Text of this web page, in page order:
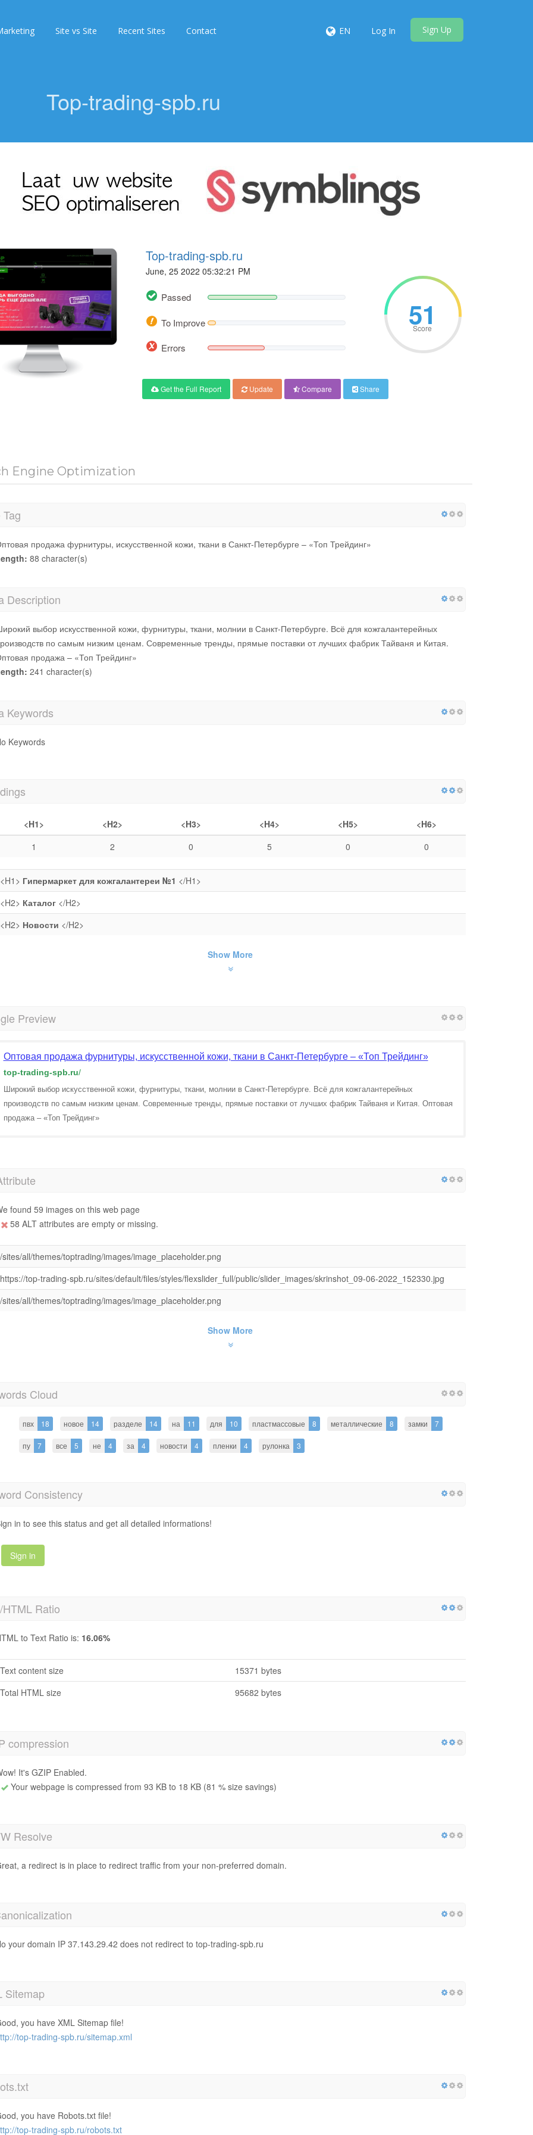
Site vs Site Recent Sites Contact EN Log In Sign Up
Top-trading-spb.ru
Top-trading-spb.ru
June, 25 2022 05:32:21 PM
Passed
To Improve
Errors
51
Score
Get the Full Report Update Compare Share
Engine Optimization
продажа фурнитуры, искусственной кожи, ткани в Санкт-Петербурге – «Топ Трейдинг»
88 character(s)
Description
выбор искусственной кожи, фурнитуры, ткани, молнии в Санкт-Петербурге. Всё для кожгалантерейных
по самым низким ценам. Современные тренды, прямые поставки от лучших фабрик Тайваня и Китая.
продажа – «Топ Трейдинг»
241 character(s)
Keywords
Keywords
<H1> <H2> <H3> <H4> <H5>
<H6>
1
2 0 5 0 0
<H1> Гипермаркет для кожгалантереи №1 </H1>
<H2> Каталог</H2>
<H2> Новости </H2>
Show More
Preview
Оптовая продажа фурнитуры, искусственной кожи, ткани в Санкт-Петербурге – «Топ Трейдинг»
top-trading-spb.ru/
Широкий выбор искусственной кожи, фурнитуры, ткани, молнии в Санкт-Петербурге. Всё для кожгалантерейных
производств по самым низким ценам. Современные тренды, прямые поставки от лучших фабрик Тайваня и Китая. Оптовая
продажа – «Топ Трейдинг»
found 59 images on this web page
58 ALT attributes are empty or missing.
/sites/all/themes/toptrading/images/image_placeholder.png
https://top-trading-spb.ru/sites/default/files/styles/flexslider_full/public/slider_images/skrinshot_09-06-2022_152330.jpg
/sites/all/themes/toptrading/images/image_placeholder.png
Show More
Cloud
пвх 18 новое 14 разделе 14 на 11 для 10 пластмассовые 8 металлические 8 замки 7
пу 7 все 5 не 4 за 4 новости 4 пленки 4 рулонка 3
Consistency
in to see this status and get all detailed informations!
Sign in
HTML Ratio
to Text Ratio is: 16.06%
Text content size
15371 bytes
Total HTML size
95682 bytes
compression
It's GZIP Enabled.
Your webpage is compressed from 93 KB to 18 KB (81 % size savings)
Resolve
a redirect is in place to redirect traffic from your non-preferred domain.
your domain IP 37.143.29.42 does not redirect to top-trading-spb.ru
Sitemap
you have XML Sitemap file!
top-trading-spb.ru/sitemap.xml
you have Robots.txt file!
top-trading-spb.ru/robots.txt